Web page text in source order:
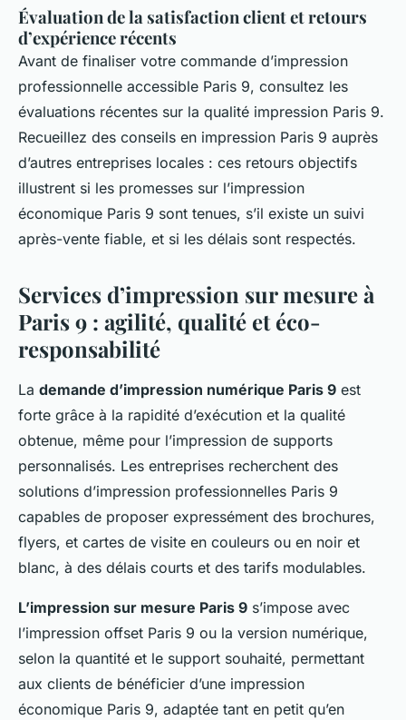
Évaluation de la satisfaction client et retours
d’expérience récents
Avant de finaliser votre commande d’impression
professionnelle accessible Paris 9, consultez les
évaluations récentes sur la qualité impression Paris 9.
Recueillez des conseils en impression Paris 9 auprès
d’autres entreprises locales : ces retours objectifs
illustrent si les promesses sur l’impression
économique Paris 9 sont tenues, s’il existe un suivi
après-vente fiable, et si les délais sont respectés.
Services d’impression sur mesure à
Paris 9 : agilité, qualité et éco-
responsabilité
La demande d’impression numérique Paris 9 est
forte grâce à la rapidité d’exécution et la qualité
obtenue, même pour l’impression de supports
personnalisés. Les entreprises recherchent des
solutions d’impression professionnelles Paris 9
capables de proposer expressément des brochures,
flyers, et cartes de visite en couleurs ou en noir et
blanc, à des délais courts et des tarifs modulables.
L’impression sur mesure Paris 9 s’impose avec
l’impression offset Paris 9 ou la version numérique,
selon la quantité et le support souhaité, permettant
aux clients de bénéficier d’une impression
économique Paris 9, adaptée tant en petit qu’en